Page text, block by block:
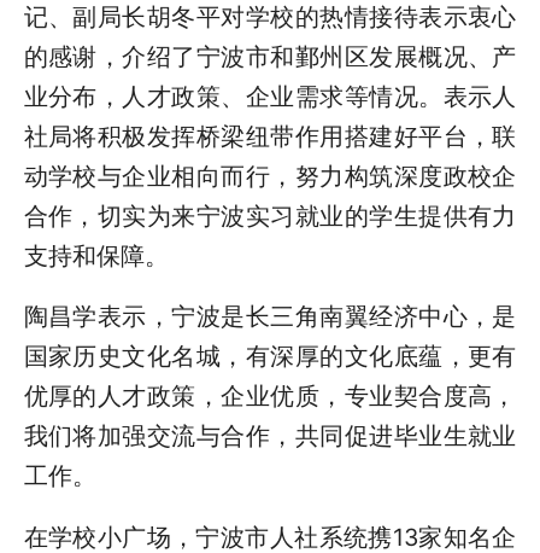
记、副局长胡冬平对学校的热情接待表示衷心
的感谢，介绍了宁波市和鄞州区发展概况、产
业分布，人才政策、企业需求等情况。表示人
社局将积极发挥桥梁纽带作用搭建好平台，联
动学校与企业相向而行，努力构筑深度政校企
合作，切实为来宁波实习就业的学生提供有力
支持和保障。
陶昌学表示，宁波是长三角南翼经济中心，是
国家历史文化名城，有深厚的文化底蕴，更有
优厚的人才政策，企业优质，专业契合度高，
我们将加强交流与合作，共同促进毕业生就业
工作。
在学校小广场，宁波市人社系统携13家知名企